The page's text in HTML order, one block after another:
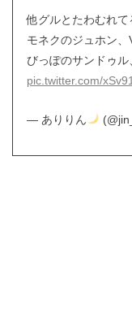
他グルとたわむれ
モネクのジュホン、
びっぽのサンドゥ
pic.twitter.com/
— ありりん